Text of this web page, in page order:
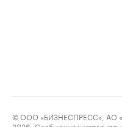
© ООО «БИЗНЕСПРЕСС», АО